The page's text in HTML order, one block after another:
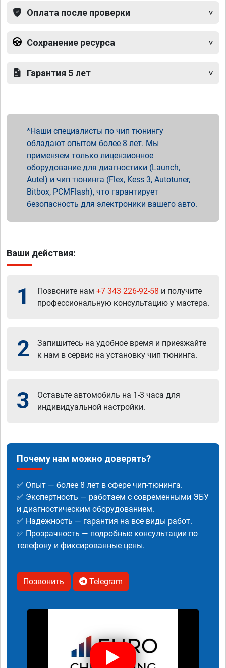
Оплата после проверки
Сохранение ресурса
Гарантия 5 лет
Наши специалисты по чип тюнингу
обладают опытом более 8 лет. Мы
применяем только лицензионное
оборудование для диагностики (Launch,
Autel) и чип тюнинга (Flex, Kess 3, Autotuner,
Bitbox, PCMFlash), что гарантирует
безопасность для электроники вашего авто.
Ваши действия:
1 Позвоните нам +7 343 226-92-58 и получите
профессиональную консультацию у мастера.
2
Запишитесь на удобное время и приезжайте
к нам в сервис на установку чип тюнинга.
3
Оставьте автомобиль на 1-3 часа для
индивидуальной настройки.
Почему нам можно доверять?
✅ Опыт — более 8 лет в сфере чип-тюнинга.
✅ Экспертность — работаем с современными ЭБУ
и диагностическим оборудованием.
✅ Надежность — гарантия на все виды работ.
✅ Прозрачность — подробные консультации по
телефону и фиксированные цены.
Позвонить Telegram